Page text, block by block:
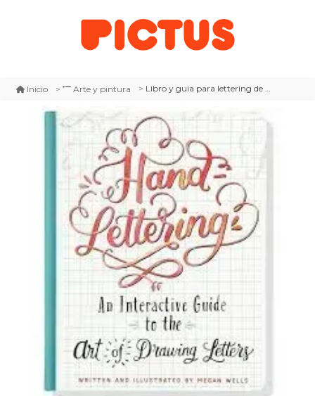
Inicio Arte y pintura Libro y guia para lettering de tecnica iniciales